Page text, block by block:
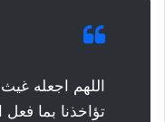
اللهم اجعله
تؤاخذنا بما فعل